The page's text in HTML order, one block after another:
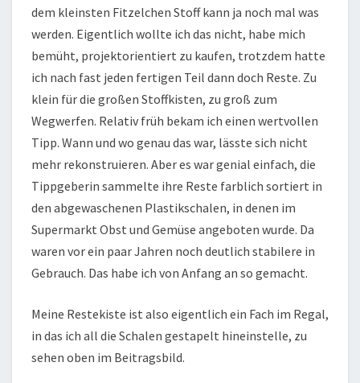
dem kleinsten Fitzelchen Stoff kann ja noch mal was
werden. Eigentlich wollte ich das nicht, habe mich
bemüht, projektorientiert zu kaufen, trotzdem hatte
ich nach fast jeden fertigen Teil dann doch Reste. Zu
klein für die großen Stoffkisten, zu groß zum
Wegwerfen. Relativ früh bekam ich einen wertvollen
Tipp. Wann und wo genau das war, lässte sich nicht
mehr rekonstruieren. Aber es war genial einfach, die
Tippgeberin sammelte ihre Reste farblich sortiert in
den abgewaschenen Plastikschalen, in denen im
Supermarkt Obst und Gemüse angeboten wurde. Da
waren vor ein paar Jahren noch deutlich stabilere in
Gebrauch. Das habe ich von Anfang an so gemacht.
Meine Restekiste ist also eigentlich ein Fach im Regal,
in das ich all die Schalen gestapelt hineinstelle, zu
sehen oben im Beitragsbild.